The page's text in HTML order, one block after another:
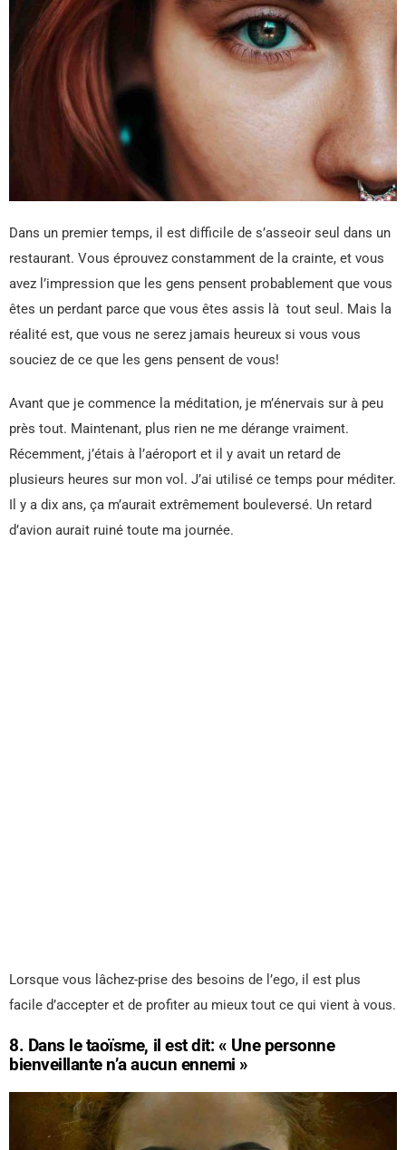
Dans un premier temps, il est difficile de s’asseoir seul dans un
restaurant. Vous éprouvez constamment de la crainte, et vous
avez l’impression que les gens pensent probablement que vous
êtes un perdant parce que vous êtes assis là tout seul. Mais la
réalité est, que vous ne serez jamais heureux si vous vous
souciez de ce que les gens pensent de vous!
Avant que je commence la méditation, je m’énervais sur à peu
près tout. Maintenant, plus rien ne me dérange vraiment.
Récemment, j’étais à l’aéroport et il y avait un retard de
plusieurs heures sur mon vol. J’ai utilisé ce temps pour méditer.
Il y a dix ans, ça m’aurait extrêmement bouleversé. Un retard
d’avion aurait ruiné toute ma journée.
Lorsque vous lâchez-prise des besoins de l’ego, il est plus
facile d’accepter et de profiter au mieux tout ce qui vient à vous.
8. Dans le taoïsme, il est dit: « Une personne
bienveillante n’a aucun ennemi »